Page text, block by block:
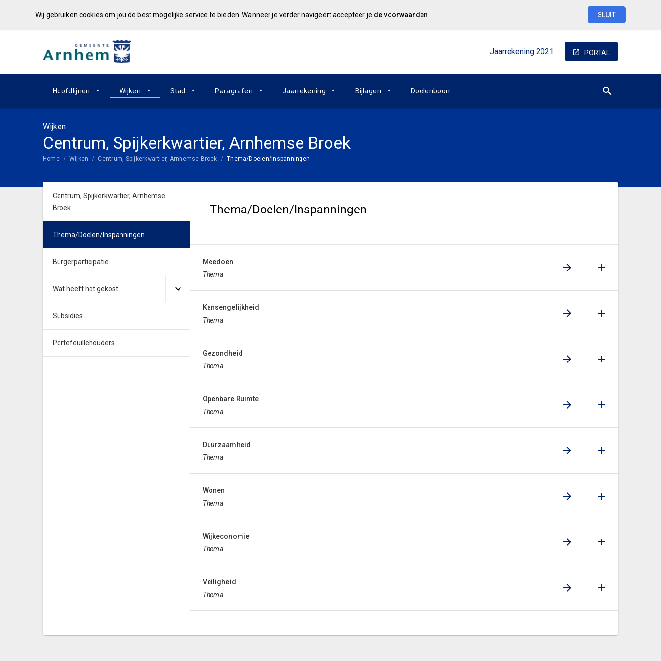
Wij gebruiken cookies om jou de best mogelijke service te bieden. Wanneer je verder navigeert accepteer je de voorwaarden SLUIT
Jaarrekening 2021 PORTAL
Hoofdlijnen Wijken Stad Paragrafen Jaarrekening Bijlagen Doelenboom
Wijken
Centrum, Spijkerkwartier, Arnhemse Broek
Home Wijken Centrum, Spijkerkwartier, Arnhemse Broek Thema/Doelen/Inspanningen
Centrum, Spijkerkwartier, Arnhemse
Broek
Thema/Doelen/Inspanningen
Burgerparticipatie
Wat heeft het gekost
Subsidies
Portefeuillehouders
Thema/Doelen/Inspanningen
Meedoen
Thema
Kansengelijkheid
Thema
Gezondheid
Thema
Openbare Ruimte
Thema
Duurzaamheid
Thema
Wonen
Thema
Wijkeconomie
Thema
Veiligheid
Thema